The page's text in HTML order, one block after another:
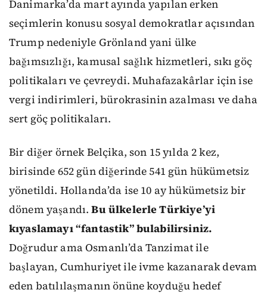
Danimarka’da mart ayında yapılan erken
seçimlerin konusu sosyal demokratlar açısından
Trump nedeniyle Grönland yani ülke
bağımsızlığı, kamusal sağlık hizmetleri, sıkı göç
politikaları ve çevreydi. Muhafazakârlar için ise
vergi indirimleri, bürokrasinin azalması ve daha
sert göç politikaları.
Bir diğer örnek Belçika, son 15 yılda 2 kez,
birisinde 652 gün diğerinde 541 gün hükümetsiz
yönetildi. Hollanda’da ise 10 ay hükümetsiz bir
dönem yaşandı.Bu ülkelerle Türkiye’yi
kıyaslamayı “fantastik” bulabilirsiniz.
Doğrudur ama Osmanlı’da Tanzimat ile
başlayan, Cumhuriyet ile ivme kazanarak devam
eden batılılaşmanın önüne koyduğu hedef